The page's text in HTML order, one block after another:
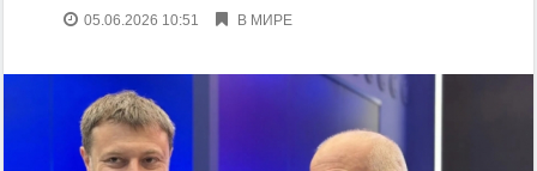
05.06.2026 10:51 В МИРЕ